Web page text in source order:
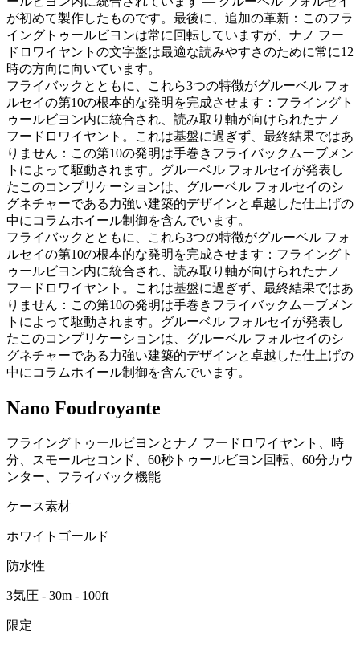
が初めて製作したものです。最後に、追加の革新：このフラ
イングトゥールビヨンは常に回転していますが、ナノ フー
ドロワイヤントの文字盤は最適な読みやすさのために常に12
時の方向に向いています。
フライバックとともに、これら3つの特徴がグルーベル フォ
ルセイの第10の根本的な発明を完成させます：フライングト
ゥールビヨン内に統合され、読み取り軸が向けられたナノ
フードロワイヤント。これは基盤に過ぎず、最終結果ではあ
りません：この第10の発明は手巻きフライバックムーブメン
トによって駆動されます。グルーベル フォルセイが発表し
たこのコンプリケーションは、グルーベル フォルセイのシ
グネチャーである力強い建築的デザインと卓越した仕上げの
中にコラムホイール制御を含んでいます。
フライバックとともに、これら3つの特徴がグルーベル フォ
ルセイの第10の根本的な発明を完成させます：フライングト
ゥールビヨン内に統合され、読み取り軸が向けられたナノ
フードロワイヤント。これは基盤に過ぎず、最終結果ではあ
りません：この第10の発明は手巻きフライバックムーブメン
トによって駆動されます。グルーベル フォルセイが発表し
たこのコンプリケーションは、グルーベル フォルセイのシ
グネチャーである力強い建築的デザインと卓越した仕上げの
中にコラムホイール制御を含んでいます。
Nano Foudroyante
フライングトゥールビヨンとナノ フードロワイヤント、時
分、スモールセコンド、60秒トゥールビヨン回転、60分カウ
ンター、フライバック機能
ケース素材
ホワイトゴールド
防水性
3気圧 - 30m - 100ft
限定